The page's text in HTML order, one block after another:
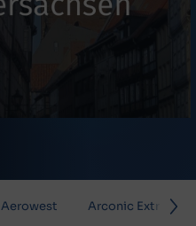
Aerowest Arconic